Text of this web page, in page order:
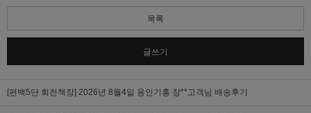
목록
글쓰기
[편백5단 회전책장] 2026년 8월4일 용인기흥 장**고객님 배송후기